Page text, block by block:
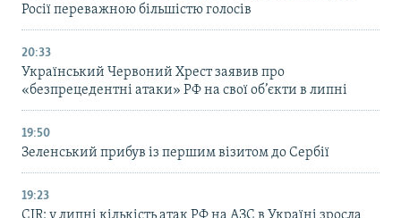
Росії переважною більшістю голосів
20:33
Український Червоний Хрест заявив про
«безпрецедентні атаки» РФ на свої об’єкти в липні
19:50
Зеленський прибув із першим візитом до Сербії
19:23